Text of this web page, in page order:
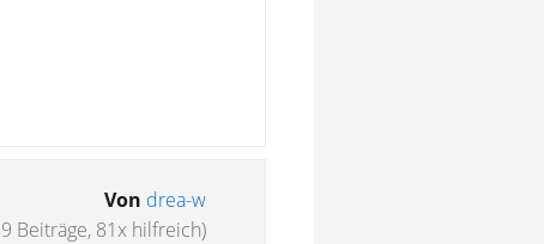
Von drea-w
Beiträge, 81x hilfreich)